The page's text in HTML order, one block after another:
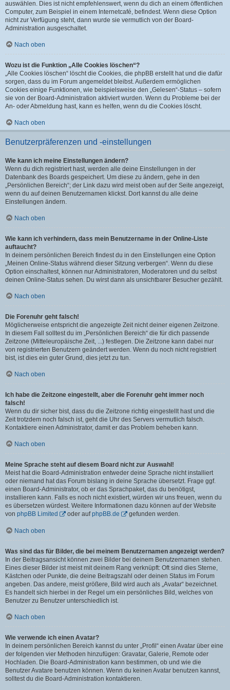
auswählen. Dies ist nicht empfehlenswert, wenn du dich an einem öffentlichen
Computer, zum Beispiel in einem Internetcafé, befindest. Wenn diese Option
nicht zur Verfügung steht, dann wurde sie vermutlich von der Board-
Administration ausgeschaltet.
Nach oben
Wozu ist die Funktion „Alle Cookies löschen“?
„Alle Cookies löschen“ löscht die Cookies, die phpBB erstellt hat und die dafür
sorgen, dass du im Forum angemeldet bleibst. Außerdem ermöglichen
Cookies einige Funktionen, wie beispielsweise den „Gelesen“-Status – sofern
sie von der Board-Administration aktiviert wurden. Wenn du Probleme bei der
An- oder Abmeldung hast, kann es helfen, wenn du die Cookies löscht.
Nach oben
Benutzerpräferenzen und -einstellungen
Wie kann ich meine Einstellungen ändern?
Wenn du dich registriert hast, werden alle deine Einstellungen in der
Datenbank des Boards gespeichert. Um diese zu ändern, gehe in den
„Persönlichen Bereich“; der Link dazu wird meist oben auf der Seite angezeigt,
wenn du auf deinen Benutzernamen klickst. Dort kannst du alle deine
Einstellungen ändern.
Nach oben
Wie kann ich verhindern, dass mein Benutzername in der Online-Liste
auftaucht?
In deinem persönlichen Bereich findest du in den Einstellungen eine Option
„Meinen Online-Status während dieser Sitzung verbergen“. Wenn du diese
Option einschaltest, können nur Administratoren, Moderatoren und du selbst
deinen Online-Status sehen. Du wirst dann als unsichtbarer Besucher gezählt.
Nach oben
Die Forenuhr geht falsch!
Möglicherweise entspricht die angezeigte Zeit nicht deiner eigenen Zeitzone.
In diesem Fall solltest du im „Persönlichen Bereich“ die für dich passende
Zeitzone (Mitteleuropäische Zeit, ...) festlegen. Die Zeitzone kann dabei nur
von registrierten Benutzern geändert werden. Wenn du noch nicht registriert
bist, ist dies ein guter Grund, dies jetzt zu tun.
Nach oben
Ich habe die Zeitzone eingestellt, aber die Forenuhr geht immer noch
falsch!
Wenn du dir sicher bist, dass du die Zeitzone richtig eingestellt hast und die
Zeit trotzdem noch falsch ist, geht die Uhr des Servers vermutlich falsch.
Kontaktiere einen Administrator, damit er das Problem beheben kann.
Nach oben
Meine Sprache steht auf diesem Board nicht zur Auswahl!
Meist hat die Board-Administration entweder deine Sprache nicht installiert
oder niemand hat das Forum bislang in deine Sprache übersetzt. Frage ggf.
einen Board-Administrator, ob er das Sprachpaket, das du benötigst,
installieren kann. Falls es noch nicht existiert, würden wir uns freuen, wenn du
es übersetzen würdest. Weitere Informationen dazu können auf der Website
von phpBB Limited oder aufphpBB.de gefunden werden.
Nach oben
Was sind das für Bilder, die bei meinem Benutzernamen angezeigt werden?
In der Beitragsansicht können zwei Bilder bei deinem Benutzernamen stehen.
Eines dieser Bilder ist meist mit deinem Rang verknüpft: Oft sind dies Sterne,
Kästchen oder Punkte, die deine Beitragszahl oder deinen Status im Forum
angeben. Das andere, meist größere, Bild wird auch als „Avatar“ bezeichnet.
Es handelt sich hierbei in der Regel um ein persönliches Bild, welches von
Benutzer zu Benutzer unterschiedlich ist.
Nach oben
Wie verwende ich einen Avatar?
In deinem persönlichen Bereich kannst du unter „Profil“ einen Avatar über eine
der folgenden vier Methoden hinzufügen: Gravatar, Galerie, Remote oder
Hochladen. Die Board-Administration kann bestimmen, ob und wie die
Benutzer Avatare benutzen können. Wenn du keinen Avatar benutzen kannst,
solltest du die Board-Administration kontaktieren.